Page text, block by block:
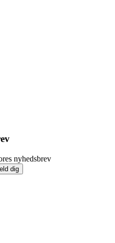
nyhedsbrev
dig